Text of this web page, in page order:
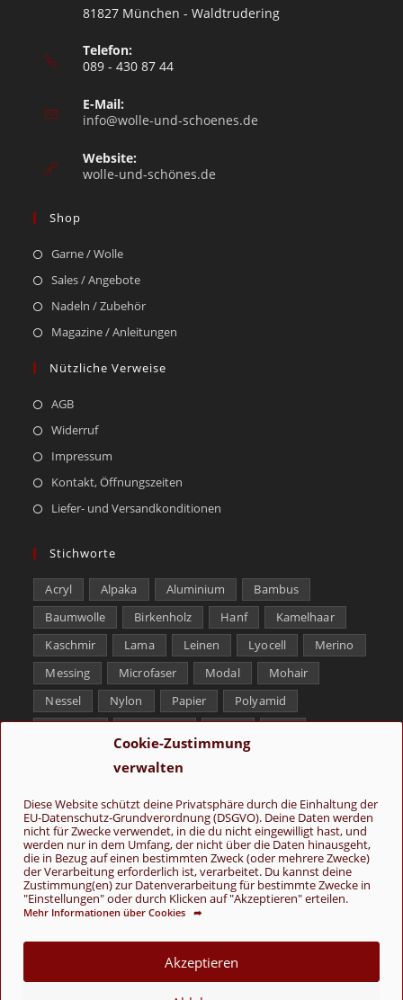
Cookie-Zustimmung
verwalten
Diese Website schützt deine Privatsphäre durch die Einhaltung der
EU-Datenschutz-Grundverordnung (DSGVO). Deine Daten werden
nicht für Zwecke verwendet, in die du nicht eingewilligt hast, und
werden nur in dem Umfang, der nicht über die Daten hinausgeht,
die in Bezug auf einen bestimmten Zweck (oder mehrere Zwecke)
der Verarbeitung erforderlich ist, verarbeitet. Du kannst deine
Zustimmung(en) zur Datenverarbeitung für bestimmte Zwecke in
"Einstellungen" oder durch Klicken auf "Akzeptieren" erteilen.
Mehr Informationen über Cookies ➦
Akzeptieren
81827 München - Waldtrudering
Telefon:
089 - 430 87 44
E-Mail:
info@wolle-und-schoenes.de
Website:
wolle-und-schönes.de
Shop
Garne / Wolle
Sales / Angebote
Nadeln / Zubehör
Magazine / Anleitungen
Nützliche Verweise
AGB
Widerruf
Impressum
Kontakt, Öffnungszeiten
Liefer- und Versandkonditionen
Stichworte
Acryl Alpaka Aluminium
Bambus
Baumwolle
Birkenholz Hanf
Kamelhaar
Kaschmir
Lama Leinen Lyocell
Merino
Messing
Microfaser Modal
Mohair
Nessel
Nylon Papier
Polyamid
Folge uns
Über uns
Cookie-Richtlinie (EU)